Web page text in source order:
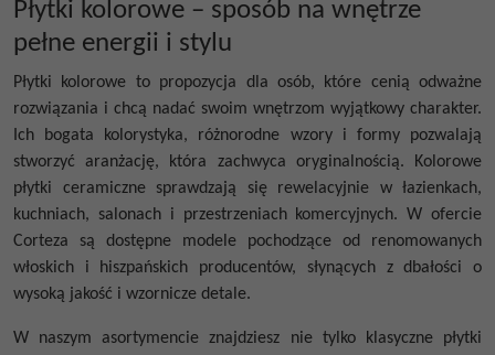
Płytki kolorowe – sposób na wnętrze
pełne energii i stylu
Płytki kolorowe to propozycja dla osób, które cenią odważne
rozwiązania i chcą nadać swoim wnętrzom wyjątkowy charakter.
Ich bogata kolorystyka, różnorodne wzory i formy pozwalają
stworzyć aranżację, która zachwyca oryginalnością.
Kolorowe
płytki ceramicznesprawdzają się rewelacyjnie w łazienkach,
kuchniach, salonach i przestrzeniach komercyjnych. W ofercie
Corteza są dostępne modele pochodzące od renomowanych
włoskich i hiszpańskich producentów, słynących z dbałości o
wysoką jakość i wzornicze detale.
W naszym asortymencie znajdziesz nie tylko klasyczne płytki